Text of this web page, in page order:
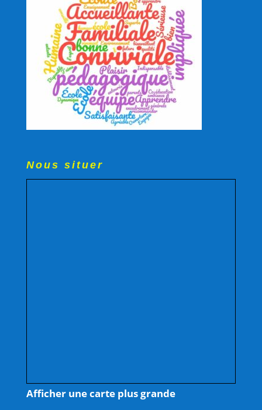
Nous situer
Afficher une carte plus grande